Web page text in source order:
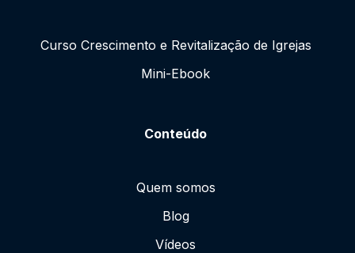
Curso Crescimento e Revitalização de Igrejas
Mini-Ebook
Conteúdo
Quem somos
Blog
Vídeos